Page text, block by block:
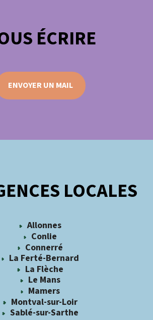
LOCALES
Allonnes
Conlie
Connerré
La Ferté-Bernard
La Flèche
Le Mans
Mamers
Montval-sur-Loir
Sablé-sur-Sarthe
ÉCRIRE
ENVOYER UN MAIL